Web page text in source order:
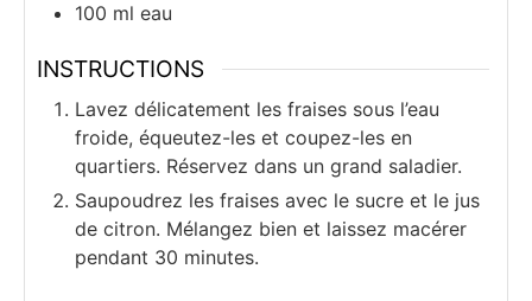
100 ml eau
INSTRUCTIONS
Lavez délicatement les fraises sous l’eau
froide, équeutez-les et coupez-les en
quartiers. Réservez dans un grand saladier.
Saupoudrez les fraises avec le sucre et le jus
de citron. Mélangez bien et laissez macérer
pendant 30 minutes.